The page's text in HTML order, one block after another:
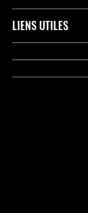
Motos
Compétition
LIENS UTILES
Press